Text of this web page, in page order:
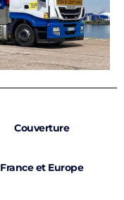
Couverture
France et Europe